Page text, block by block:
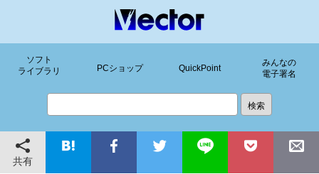
ソフト
ライブラリ
PCショップ QuickPoint
みんなの
電子署名
共有